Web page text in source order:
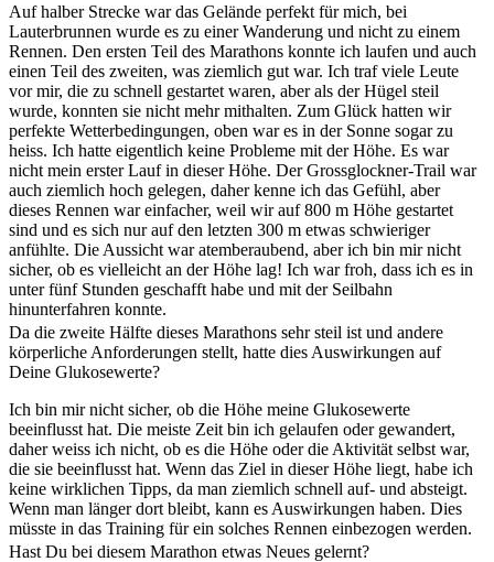
Auf halber Strecke war das Gelände perfekt für mich, bei
Lauterbrunnen wurde es zu einer Wanderung und nicht zu einem
Rennen. Den ersten Teil des Marathons konnte ich laufen und auch
einen Teil des zweiten, was ziemlich gut war. Ich traf viele Leute
vor mir, die zu schnell gestartet waren, aber als der Hügel steil
wurde, konnten sie nicht mehr mithalten. Zum Glück hatten wir
perfekte Wetterbedingungen, oben war es in der Sonne sogar zu
heiss. Ich hatte eigentlich keine Probleme mit der Höhe. Es war
nicht mein erster Lauf in dieser Höhe. Der Grossglockner-Trail war
auch ziemlich hoch gelegen, daher kenne ich das Gefühl, aber
dieses Rennen war einfacher, weil wir auf 800 m Höhe gestartet
sind und es sich nur auf den letzten 300 m etwas schwieriger
anfühlte. Die Aussicht war atemberaubend, aber ich bin mir nicht
sicher, ob es vielleicht an der Höhe lag! Ich war froh, dass ich es in
unter fünf Stunden geschafft habe und mit der Seilbahn
hinunterfahren konnte.
Da die zweite Hälfte dieses Marathons sehr steil ist und andere
körperliche Anforderungen stellt, hatte dies Auswirkungen auf
Deine Glukosewerte?
Ich bin mir nicht sicher, ob die Höhe meine Glukosewerte
beeinflusst hat. Die meiste Zeit bin ich gelaufen oder gewandert,
daher weiss ich nicht, ob es die Höhe oder die Aktivität selbst war,
die sie beeinflusst hat. Wenn das Ziel in dieser Höhe liegt, habe ich
keine wirklichen Tipps, da man ziemlich schnell auf- und absteigt.
Wenn man länger dort bleibt, kann es Auswirkungen haben. Dies
müsste in das Training für ein solches Rennen einbezogen werden.
Hast Du bei diesem Marathon etwas Neues gelernt?